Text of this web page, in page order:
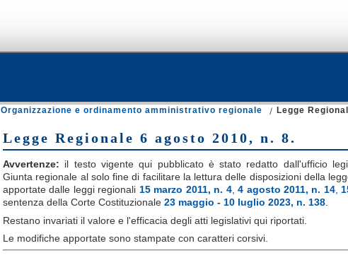
Organizzazione e ordinamento amministrativo regionale Legge
Legge Regionale 6 agosto 2010, n. 8.
Avvertenze: il testo vigente qui pubblicato è stato redatto dall'ufficio
Giunta regionale al solo fine di facilitare la lettura delle disposizioni della
apportate dalle leggi regionali 15 marzo 2011, n. 4,4 agosto 2011, n. 14,
sentenza della Corte Costituzionale 23 maggio - 10 luglio 2023, n. 138.
Restano invariati il valore e l'efficacia degli atti legislativi qui riportati.
Le modifiche apportate sono stampate con caratteri corsivi.